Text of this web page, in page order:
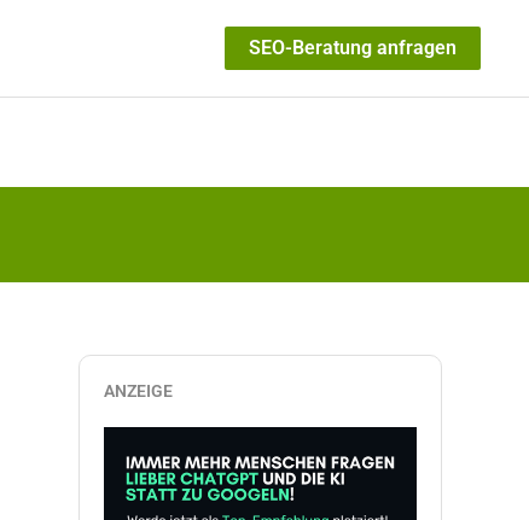
SEO-Beratung anfragen
ANZEIGE